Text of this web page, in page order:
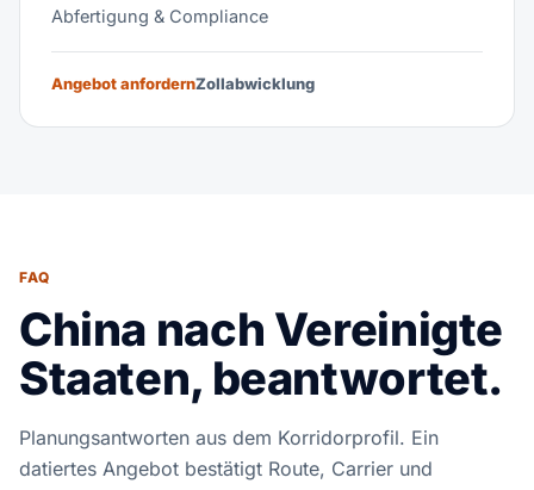
Abfertigung & Compliance
Angebot anfordernZollabwicklung
FAQ
China nach Vereinigte
Staaten, beantwortet.
Planungsantworten aus dem Korridorprofil. Ein
datiertes Angebot bestätigt Route, Carrier und